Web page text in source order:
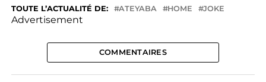
TOUTE L’ACTUALITÉ DE: ATEYABA HOME JOKE
Advertisement
COMMENTAIRES